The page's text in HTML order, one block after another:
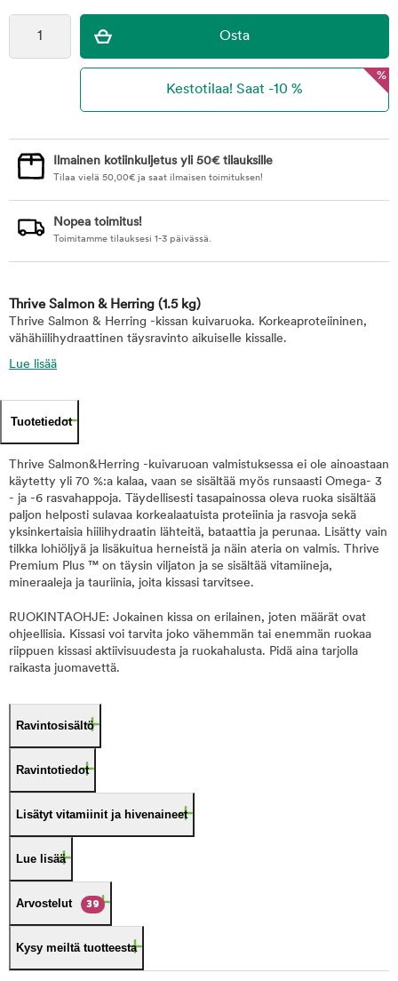
%
Ilmainen kotiinkuljetus yli 50€ tilauksille
Tilaa vielä 50,00€ ja saat ilmaisen toimituksen!
Nopea toimitus!
Toimitamme tilauksesi 1-3 päivässä.
Thrive Salmon & Herring (1.5 kg)
Thrive Salmon & Herring -kissan kuivaruoka. Korkeaproteiininen,
vähähiilihydraattinen täysravinto aikuiselle kissalle.
Lue lisää
Tuotetiedot
Thrive Salmon&Herring -kuivaruoan valmistuksessa ei ole ainoastaan
käytetty yli 70 %:a kalaa, vaan se sisältää myös runsaasti Omega- 3
- ja -6 rasvahappoja. Täydellisesti tasapainossa oleva ruoka sisältää
paljon helposti sulavaa korkealaatuista proteiinia ja rasvoja sekä
yksinkertaisia hiilihydraatin lähteitä, bataattia ja perunaa. Lisätty vain
tilkka lohiöljyä ja lisäkuitua herneistä ja näin ateria on valmis. Thrive
Premium Plus ™ on täysin viljaton ja se sisältää vitamiineja,
mineraaleja ja tauriinia, joita kissasi tarvitsee.
RUOKINTAOHJE: Jokainen kissa on erilainen, joten määrät ovat
ohjeellisia. Kissasi voi tarvita joko vähemmän tai enemmän ruokaa
riippuen kissasi aktiivisuudesta ja ruokahalusta. Pidä aina tarjolla
raikasta juomavettä.
Ravintosisältö
Ravintotiedot
Lisätyt vitamiinit ja hivenaineet
Lue lisää
Arvostelut 39
Kysy meiltä tuotteesta